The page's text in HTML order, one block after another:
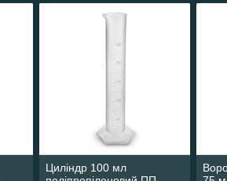
Циліндр 100 мл